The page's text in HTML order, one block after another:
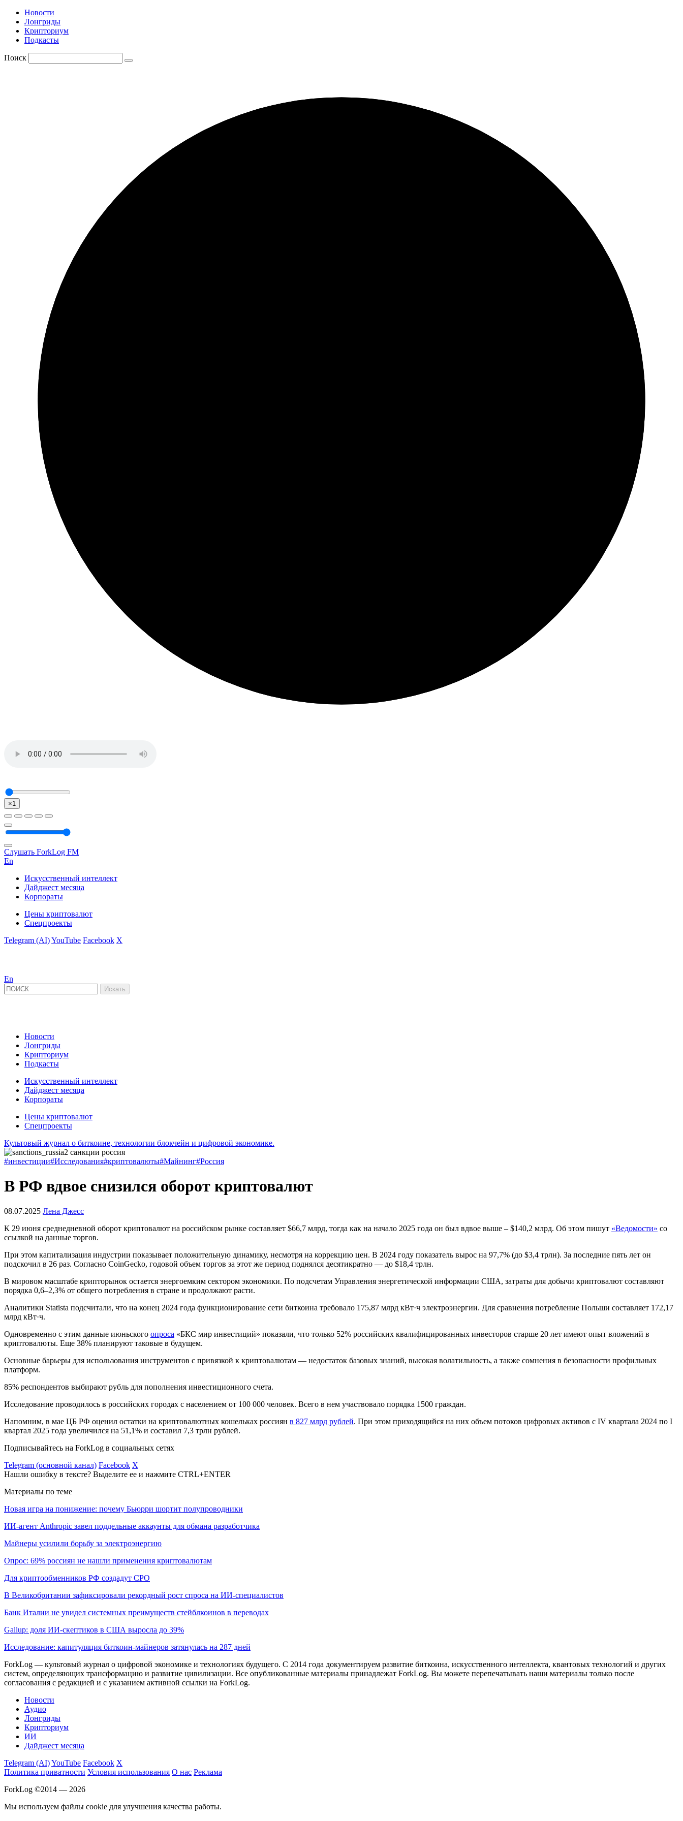
Новости
Лонгриды
Крипториум
Подкасты
Поиск
×1
Слушать ForkLog FM
En
Искусственный интеллект
Дайджест месяца
Корпораты
Цены криптовалют
Спецпроекты
Telegram (AI)YouTube Facebook X
En
Новости
Лонгриды
Крипториум
Подкасты
Искусственный интеллект
Дайджест месяца
Корпораты
Цены криптовалют
Спецпроекты
Культовый журнал о биткоине, технологии блокчейн и цифровой экономике.
#инвестиции#Исследования#криптовалюты#Майнинг#Россия
В РФ вдвое снизился оборот криптовалют
08.07.2025 Лена Джесс
К 29 июня среднедневной оборот криптовалют на российском рынке составляет $66,7 млрд, тогда как на начало 2025 года он был вдвое выше – $140,2 млрд. Об этом пишут «Ведомости» со
ссылкой на данные торгов.
При этом капитализация индустрии показывает положительную динамику, несмотря на коррекцию цен. В 2024 году показатель вырос на 97,7% (до $3,4 трлн). За последние пять лет он
подскочил в 26 раз. Согласно CoinGecko, годовой объем торгов за этот же период поднялся десятикратно — до $18,4 трлн.
В мировом масштабе крипторынок остается энергоемким сектором экономики. По подсчетам Управления энергетической информации США, затраты для добычи криптовалют составляют
порядка 0,6–2,3% от общего потребления в стране и продолжают расти.
Аналитики Statista подсчитали, что на конец 2024 года функционирование сети биткоина требовало 175,87 млрд кВт·ч электроэнергии. Для сравнения потребление Польши составляет 172,17
млрд кВт·ч.
Одновременно с этим данные июньского опроса «БКС мир инвестиций» показали, что только 52% российских квалифицированных инвесторов старше 20 лет имеют опыт вложений в
криптовалюты. Еще 38% планируют таковые в будущем.
Основные барьеры для использования инструментов с привязкой к криптовалютам — недостаток базовых знаний, высокая волатильность, а также сомнения в безопасности профильных
платформ.
85% респондентов выбирают рубль для пополнения инвестиционного счета.
Исследование проводилось в российских городах с населением от 100 000 человек. Всего в нем участвовало порядка 1500 граждан.
Напомним, в мае ЦБ РФ оценил остатки на криптовалютных кошельках россиян в 827 млрд рублей. При этом приходящийся на них объем потоков цифровых активов с IV квартала 2024 по I
квартал 2025 года увеличился на 51,1% и составил 7,3 трлн рублей.
Подписывайтесь на ForkLog в социальных сетях
Telegram (основной канал) Facebook X
Нашли ошибку в тексте? Выделите ее и нажмите CTRL+ENTER
Материалы по теме
Новая игра на понижение: почему Бьюрри шортит полупроводники
ИИ-агент Anthropic завел поддельные аккаунты для обмана разработчика
Майнеры усилили борьбу за электроэнергию
Опрос: 69% россиян не нашли применения криптовалютам
Для криптообменников РФ создадут СРО
В Великобритании зафиксировали рекордный рост спроса на ИИ-специалистов
Банк Италии не увидел системных преимуществ стейблкоинов в переводах
Gallup: доля ИИ-скептиков в США выросла до 39%
Исследование: капитуляция биткоин-майнеров затянулась на 287 дней
ForkLog — культовый журнал о цифровой экономике и технологиях будущего. С 2014 года документируем развитие биткоина, искусственного интеллекта, квантовых технологий и других
систем, определяющих трансформацию и развитие цивилизации. Все опубликованные материалы принадлежат ForkLog. Вы можете перепечатывать наши материалы только после
согласования с редакцией и с указанием активной ссылки на ForkLog.
Новости
Аудио
Лонгриды
Крипториум
ИИ
Дайджест месяца
Telegram (AI)YouTube Facebook X
Политика приватности Условия использования О нас Реклама
ForkLog ©2014 — 2026
Мы используем файлы cookie для улучшения качества работы.